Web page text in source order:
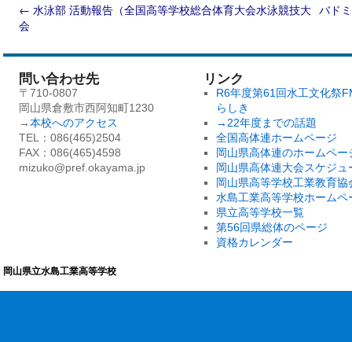
← 水泳部 活動報告（全国高等学校総合体育大会水泳競技大
会
バド
問い合わせ先
〒710-0807
岡山県倉敷市西阿知町1230
→本校へのアクセス
TEL：086(465)2504
FAX：086(465)4598
mizuko@pref.okayama.jp
リンク
R6年度第61回水工文化祭
らしき
→22年度までの話題
全国高体連ホームページ
岡山県高体連のホームペー
岡山県高体連大会スケジュ
岡山県高等学校工業教育協
水島工業高等学校ホームペ
県立高等学校一覧
第56回県総体のページ
資格カレンダー
岡山県立水島工業高等学校